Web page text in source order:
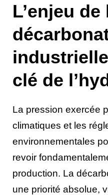
L’enjeu de
clé de
La pression exercée
climatiques et les
environnementales
revoir
production. La
une priorité absolue,